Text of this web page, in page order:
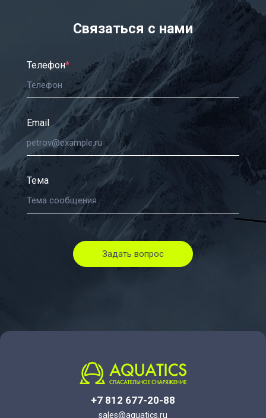
Связаться с нами
Телефон*
Email
Тема
Задать вопрос
+7 812 677-20-88
sales@aquatics.ru